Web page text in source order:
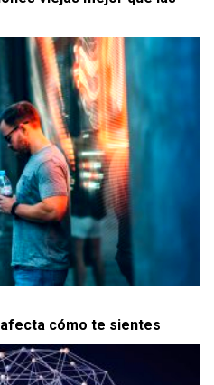
cómo te sientes